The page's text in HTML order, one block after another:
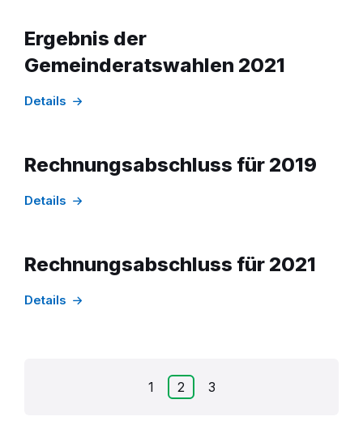
Ergebnis der
Gemeinderatswahlen 2021
Details
Rechnungsabschluss für 2019
Details
Rechnungsabschluss für 2021
Details
Seitennummerierung
1 2 3